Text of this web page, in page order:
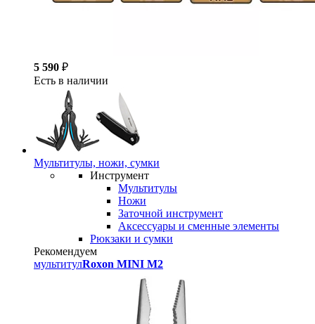
5 590 ₽
Есть в наличии
Мультитулы, ножи, сумки
Инструмент
Мультитулы
Ножи
Заточной инструмент
Аксессуары и сменные элементы
Рюкзаки и сумки
Рекомендуем
мультитулRoxon MINI M2